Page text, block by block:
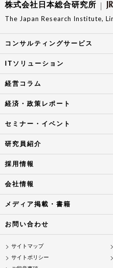
株式会社日本総合研究所
The Japan Research Institute,
コンサルティングサービス
ITソリューション
経営コラム
経済・政策レポート
セミナー・イベント
研究員紹介
採用情報
会社情報
メディア掲載・書籍
お問い合わせ
サイトマップ
サイトポリシー